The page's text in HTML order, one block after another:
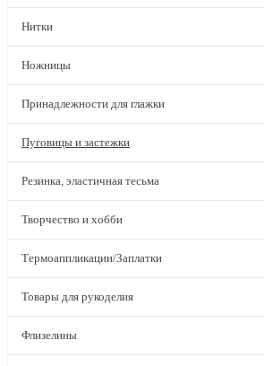
Нитки
Ножницы
Принадлежности для глажки
Пуговицы и застежки
Резинка, эластичная тесьма
Творчество и хобби
Термоаппликации/Заплатки
Товары для рукоделия
Флизелины